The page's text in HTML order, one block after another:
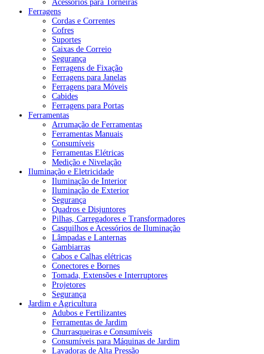
Acessórios para Torneiras
Ferragens
Cordas e Correntes
Cofres
Suportes
Caixas de Correio
Segurança
Ferragens de Fixação
Ferragens para Janelas
Ferragens para Móveis
Cabides
Ferragens para Portas
Ferramentas
Arrumação de Ferramentas
Ferramentas Manuais
Consumíveis
Ferramentas Elétricas
Medição e Nivelação
Iluminação e Eletricidade
Iluminação de Interior
Iluminação de Exterior
Segurança
Quadros e Disjuntores
Pilhas, Carregadores e Transformadores
Casquilhos e Acessórios de Iluminação
Lâmpadas e Lanternas
Gambiarras
Cabos e Calhas elétricas
Conectores e Bornes
Tomada, Extensões e Interruptores
Projetores
Segurança
Jardim e Agricultura
Adubos e Fertilizantes
Ferramentas de Jardim
Churrasqueiras e Consumíveis
Consumíveis para Máquinas de Jardim
Lavadoras de Alta Pressão